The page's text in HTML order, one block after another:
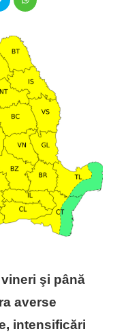
şi până
averse
intensificări